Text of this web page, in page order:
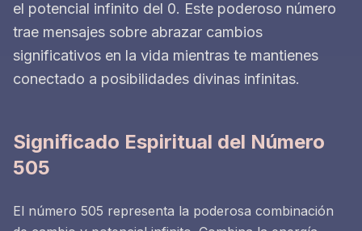
el potencial infinito del 0. Este poderoso número
trae mensajes sobre abrazar cambios
significativos en la vida mientras te mantienes
conectado a posibilidades divinas infinitas.
Significado Espiritual del Número
505
El número 505 representa la poderosa combinación